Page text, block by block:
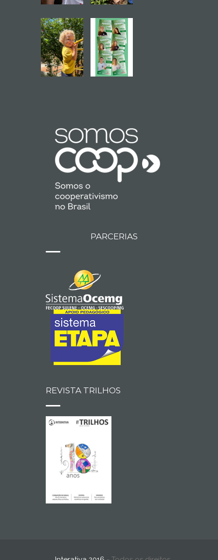
PARCERIAS
REVISTA TRILHOS